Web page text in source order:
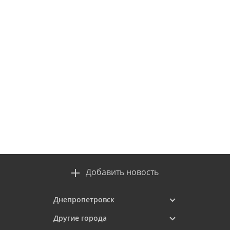
Добавить новость
Днепропетровск
Другие города